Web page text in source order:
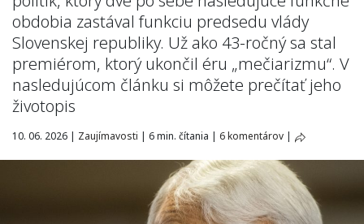
obdobia zastával funkciu predsedu vlády
Slovenskej republiky. Už ako 43-ročný sa stal
premiérom, ktorý ukončil éru „mečiarizmu“. V
nasledujúcom článku si môžete prečítať jeho
životopis
10. 06. 2026 | Zaujímavosti | 6 min. čítania | 6 komentárov |